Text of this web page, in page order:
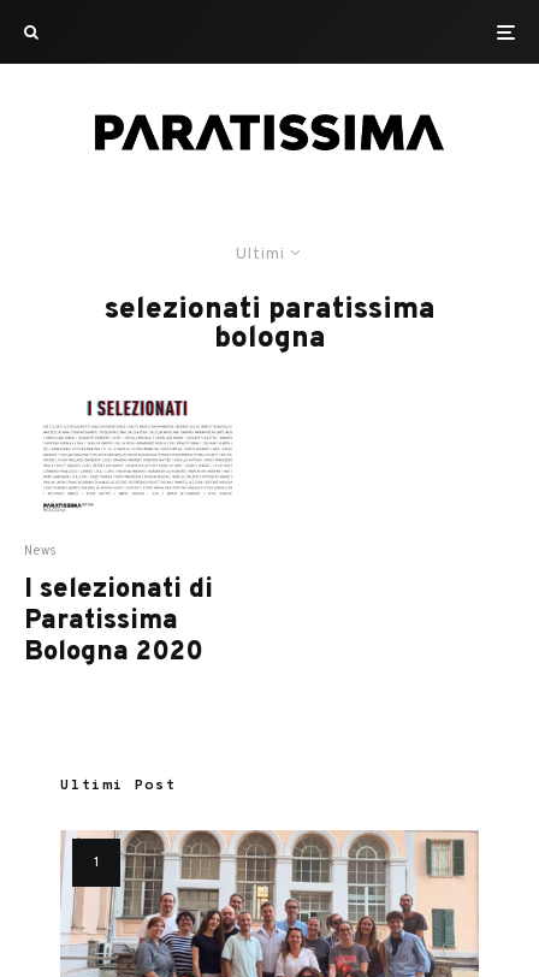
Ultimi
selezionati paratissima
bologna
News
I selezionati di
Paratissima
Bologna 2020
Ultimi Post